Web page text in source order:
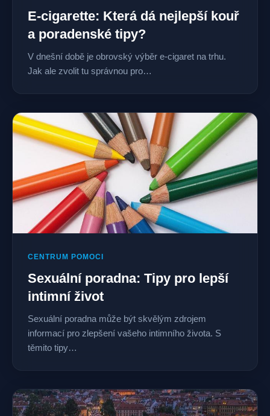
E-cigarette: Která dá nejlepší kouř
a poradenské tipy?
V dnešní době je obrovský výběr e-cigaret na trhu.
Jak ale zvolit tu správnou pro…
CENTRUM POMOCI
Sexuální poradna: Tipy pro lepší
intimní život
Sexuální poradna může být skvělým zdrojem
informací pro zlepšení vašeho intimního života. S
těmito tipy…